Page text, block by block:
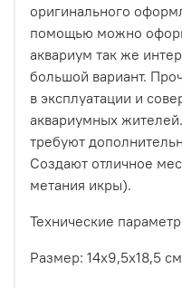
оригинального
помощью можно
аквариум так же
большой вариант.
в эксплуатации и
аквариумных
требуют
Создают отличное
метания икры).
Технические
Размер: 14х9,5х18,5